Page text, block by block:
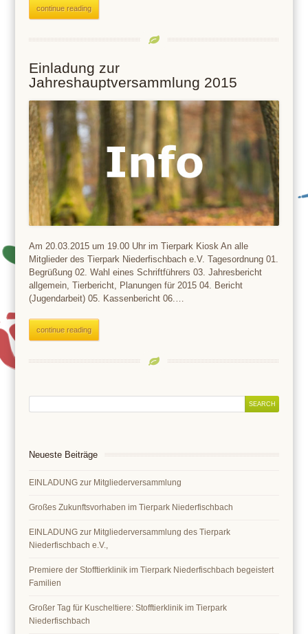
continue reading
Einladung zur
Jahreshauptversammlung 2015
Am 20.03.2015 um 19.00 Uhr im Tierpark Kiosk An alle
Mitglieder des Tierpark Niederfischbach e.V. Tagesordnung 01.
Begrüßung 02. Wahl eines Schriftführers 03. Jahresbericht
allgemein, Tierbericht, Planungen für 2015 04. Bericht
(Jugendarbeit) 05. Kassenbericht 06.…
continue reading
Neueste Beiträge
EINLADUNG zur Mitgliederversammlung
Großes Zukunftsvorhaben im Tierpark Niederfischbach
EINLADUNG zur Mitgliederversammlung des Tierpark
Niederfischbach e.V.,
Premiere der Stofftierklinik im Tierpark Niederfischbach begeistert
Familien
Großer Tag für Kuscheltiere: Stofftierklinik im Tierpark
Niederfischbach